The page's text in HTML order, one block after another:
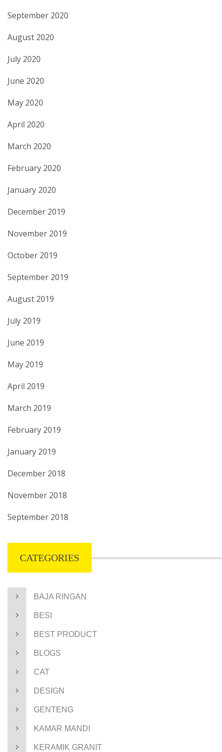
September 2020
August 2020
July 2020
June 2020
May 2020
April 2020
March 2020
February 2020
January 2020
December 2019
November 2019
October 2019
September 2019
August 2019
July 2019
June 2019
May 2019
April 2019
March 2019
February 2019
January 2019
December 2018
November 2018
September 2018
CATEGORIES
BAJA RINGAN
BESI
BEST PRODUCT
BLOGS
CAT
DESIGN
GENTENG
KAMAR MANDI
KERAMIK GRANIT